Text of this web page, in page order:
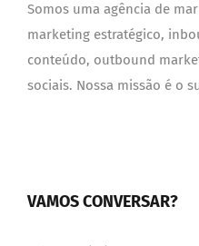
Somos uma agência de
marketing estratégico,
conteúdo, outbound
sociais. Nossa missão é o
VAMOS CONVERSAR?